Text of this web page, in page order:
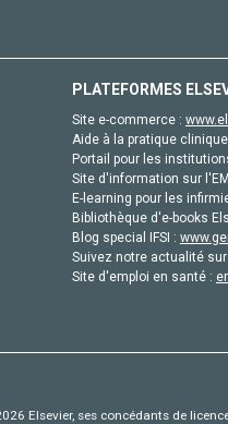
PLATEFORMES
Site e-commerce :
Aide à la pratique
Portail pour les
Site d'information sur
E-learning pour les
Bibliothèque d'e-books
Blog special IFSI :
Suivez notre actualité
Site d'emploi en santé :
Elsevier, ses concédants de